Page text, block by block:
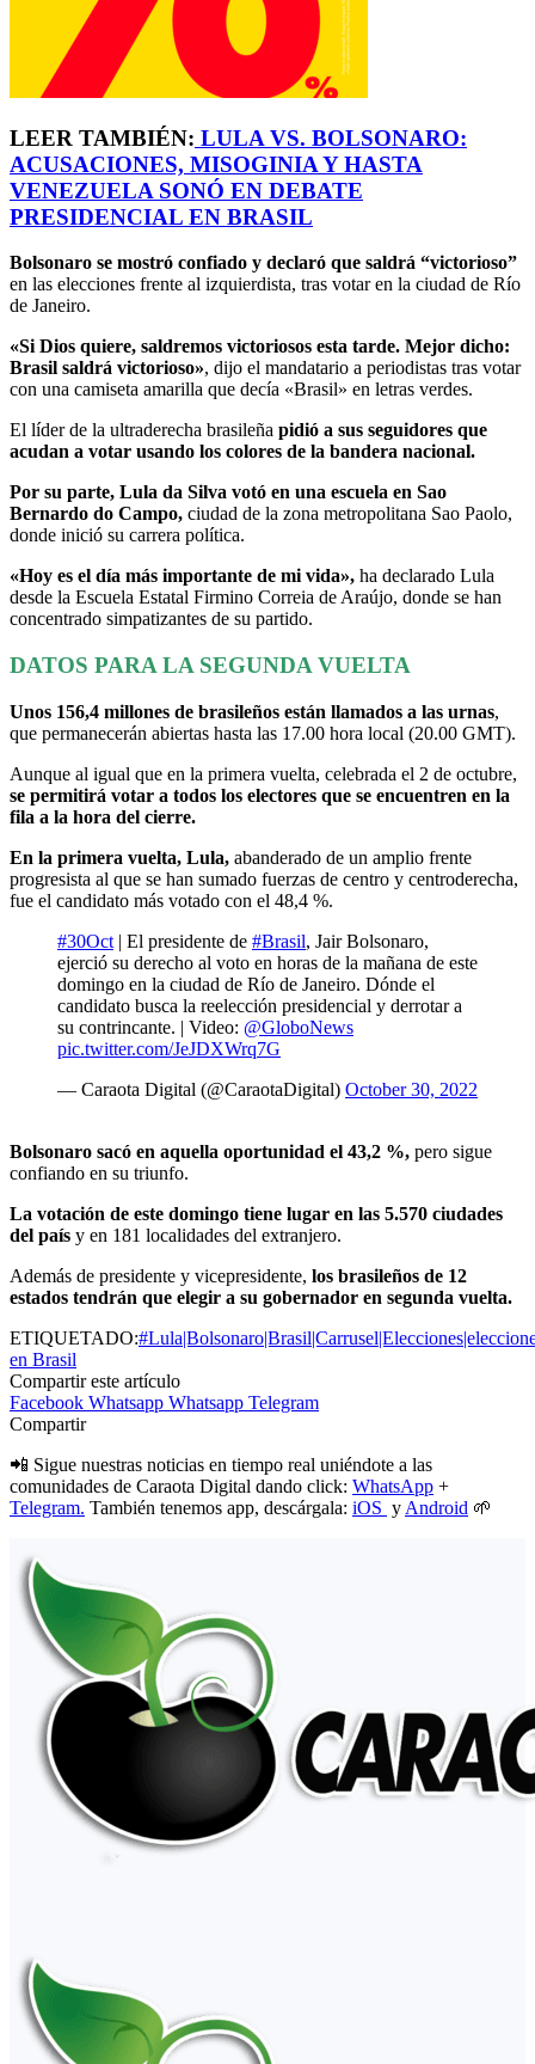
LEER TAMBIÉN: LULA VS. BOLSONARO:
ACUSACIONES, MISOGINIA Y HASTA
VENEZUELA SONÓ EN DEBATE
PRESIDENCIAL EN BRASIL
Bolsonaro se mostró confiado y declaró que saldrá “victorioso”
en las elecciones frente al izquierdista, tras votar en la ciudad de Río
de Janeiro.
«Si Dios quiere, saldremos victoriosos esta tarde. Mejor dicho:
Brasil saldrá victorioso», dijo el mandatario a periodistas tras votar
con una camiseta amarilla que decía «Brasil» en letras verdes.
El líder de la ultraderecha brasileña pidió a sus seguidores que
acudan a votar usando los colores de la bandera nacional.
Por su parte, Lula da Silva votó en una escuela en Sao
Bernardo do Campo, ciudad de la zona metropolitana Sao Paolo,
donde inició su carrera política.
«Hoy es el día más importante de mi vida», ha declarado Lula
desde la Escuela Estatal Firmino Correia de Araújo, donde se han
concentrado simpatizantes de su partido.
DATOS PARA LA SEGUNDA VUELTA
Unos 156,4 millones de brasileños están llamados a las urnas,
que permanecerán abiertas hasta las 17.00 hora local (20.00 GMT).
Aunque al igual que en la primera vuelta, celebrada el 2 de octubre,
se permitirá votar a todos los electores que se encuentren en la
fila a la hora del cierre.
En la primera vuelta, Lula, abanderado de un amplio frente
progresista al que se han sumado fuerzas de centro y centroderecha,
fue el candidato más votado con el 48,4 %.
#30Oct | El presidente de #Brasil, Jair Bolsonaro,
ejerció su derecho al voto en horas de la mañana de este
domingo en la ciudad de Río de Janeiro. Dónde el
candidato busca la reelección presidencial y derrotar a
su contrincante. | Video: @GloboNews
pic.twitter.com/JeJDXWrq7G
— Caraota Digital (@CaraotaDigital) October 30, 2022
Bolsonaro sacó en aquella oportunidad el 43,2 %, pero sigue
confiando en su triunfo.
La votación de este domingo tiene lugar en las 5.570 ciudades
del país y en 181 localidades del extranjero.
Además de presidente y vicepresidente, los brasileños de 12
estados tendrán que elegir a su gobernador en segunda vuelta.
ETIQUETADO:
en Brasil
Compartir este artículo
Facebook Whatsapp Whatsapp Telegram
Compartir
📲 Sigue nuestras noticias en tiempo real uniéndote a las
comunidades de Caraota Digital dando click: WhatsApp +
Telegram. También tenemos app, descárgala: iOS y Android 🌱